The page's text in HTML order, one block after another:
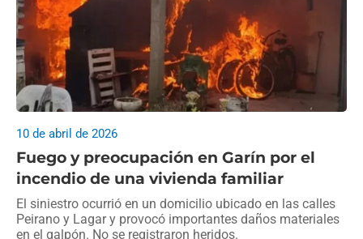
Fuego y preocupación en Garín por el
incendio de una vivienda familiar
10 de abril de 2026
El siniestro ocurrió en un domicilio ubicado en las calles
Peirano y Lagar y provocó importantes daños materiales
en el galpón. No se registraron heridos.